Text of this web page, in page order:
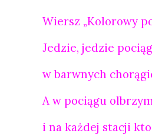
Wiersz „Kolorowy
Jedzie, jedzie
w barwnych
A w pociągu
i na każdej stacji